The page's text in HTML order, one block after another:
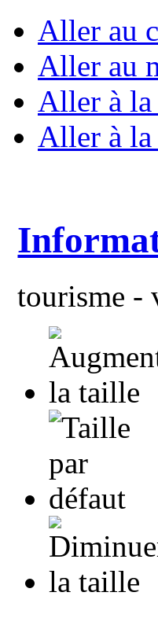
Aller au
Aller au
Aller à la
Aller à la
tourisme -